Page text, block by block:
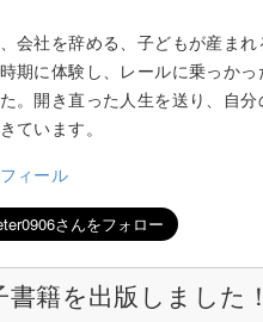
会社を辞める、子どもが産まれ
期に体験し、レールに乗っかっ
。開き直った人生を送り、自分
ています。
ィール
書籍を出版しました！